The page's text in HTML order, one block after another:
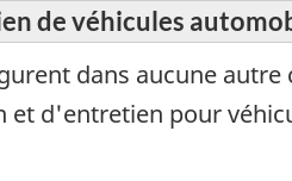
de véhicules
dans aucune autre
d'entretien pour